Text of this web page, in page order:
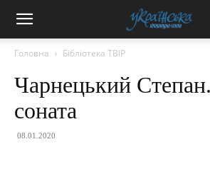
Головна Бібліотека ТВІР
Чарнецький
соната
08.01.2020